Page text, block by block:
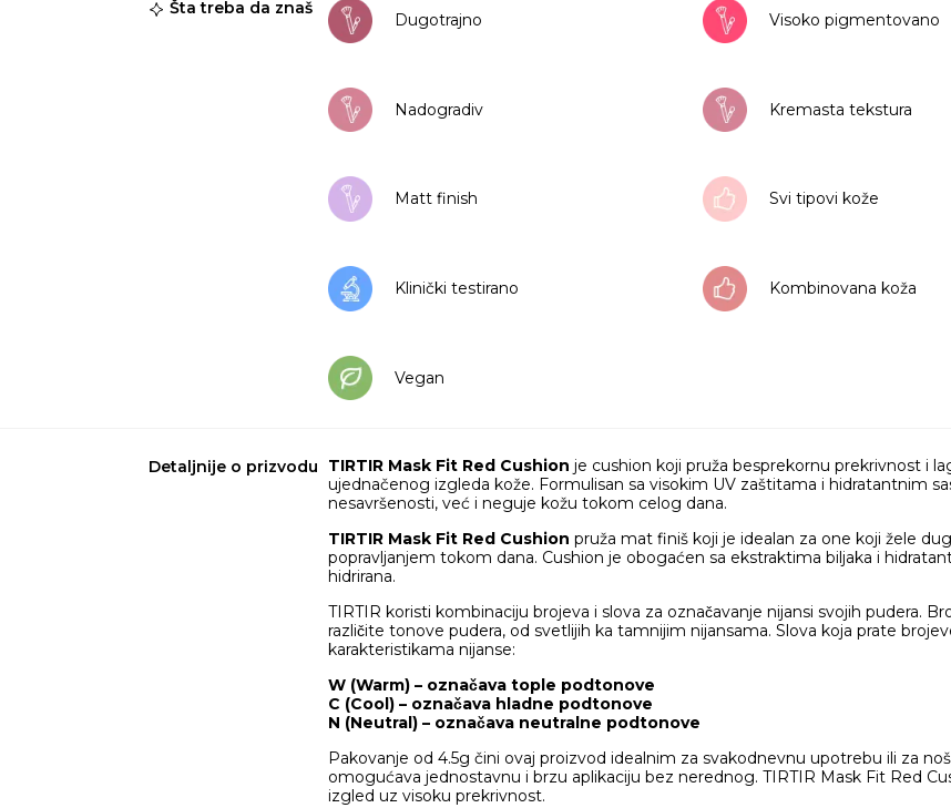
Šta treba da znaš
Dugotrajno Visoko pigmentovano
Nadogradiv Kremasta tekstura
Matt finish Svi tipovi kože
Klinički testirano Kombinovana koža
Vegan
Detaljnije o prizvodu TIRTIR Mask Fit Red Cushion je cushion koji pruža besprekornu prekrivnost i
ujednačenog izgleda kože. Formulisan sa visokim UV zaštitama i hidratantnim
nesavršenosti, već i neguje kožu tokom celog dana.
TIRTIR Mask Fit Red Cushion pruža mat finiš koji je idealan za one koji žele
popravljanjem tokom dana. Cushion je obogaćen sa ekstraktima biljaka i
hidrirana.
TIRTIR koristi kombinaciju brojeva i slova za označavanje nijansi svojih pudera.
različite tonove pudera, od svetlijih ka tamnijim nijansama. Slova koja prate
karakteristikama nijanse:​
W (Warm) – označava tople podtonove
C (Cool) – označava hladne podtonove
N (Neutral) – označava neutralne podtonove
Pakovanje od 4.5g čini ovaj proizvod idealnim za svakodnevnu upotrebu ili za
omogućava jednostavnu i brzu aplikaciju bez nerednog. TIRTIR Mask Fit Red
izgled uz visoku prekrivnost.